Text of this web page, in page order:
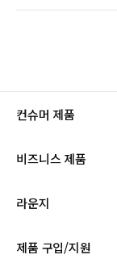
컨슈머 제품
비즈니스 제품
라운지
제품 구입/지원